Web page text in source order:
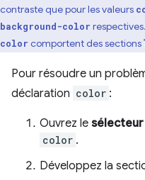
contraste que pour les valeurs
background-color
color comportent des sections
Pour résoudre un
déclaration color :
Ouvrez le
color .
Développez la